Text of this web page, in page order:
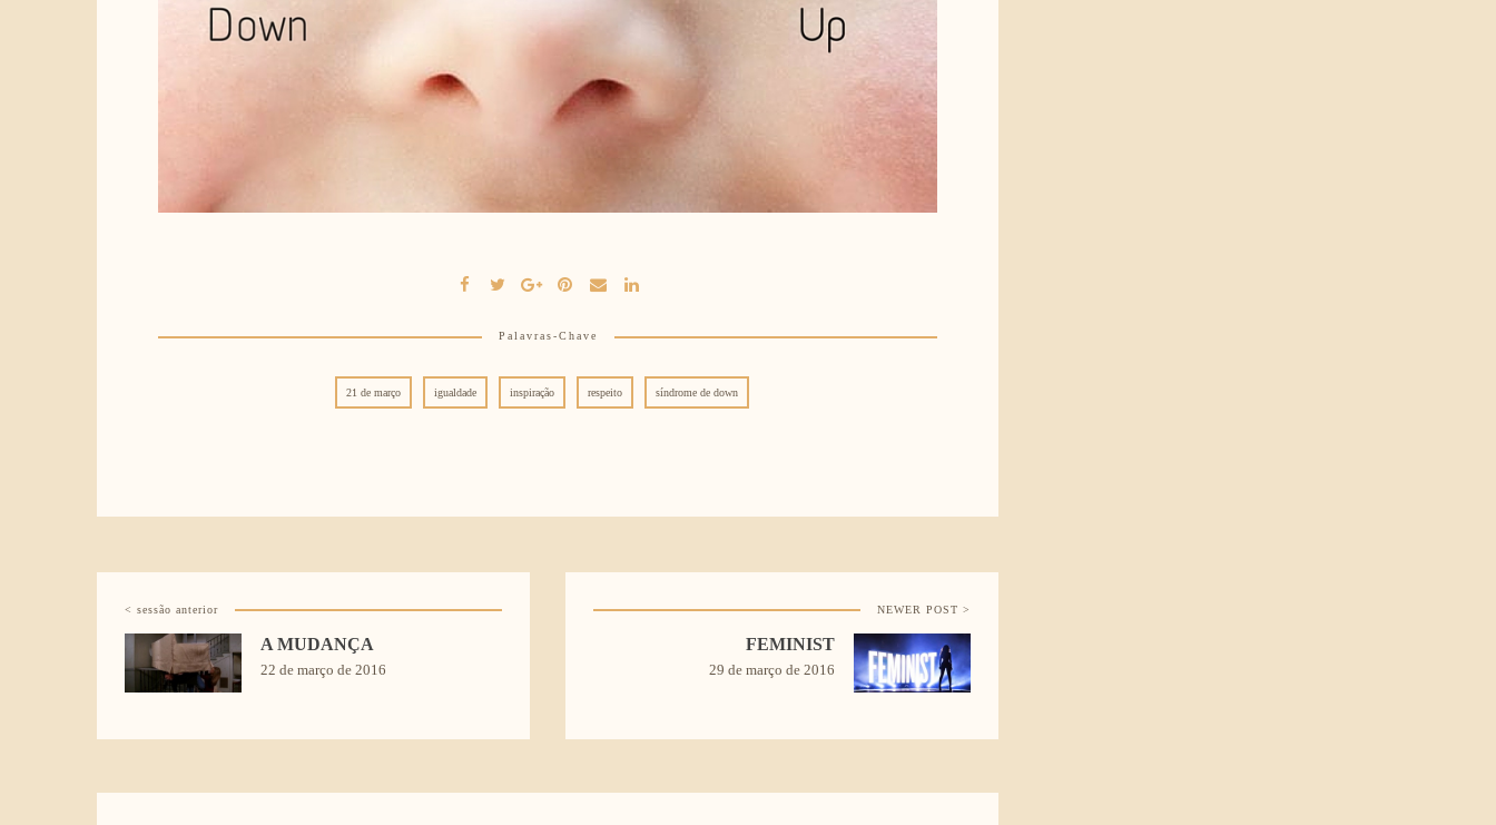
Palavras-Chave
21 de março igualdade inspiração respeito síndrome de down
< sessão anterior
A MUDANÇA
22 de março de 2016
NEWER POST >
FEMINIST
29 de março de 2016